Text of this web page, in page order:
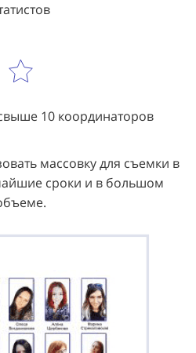
10 координаторов
массовку для съемки в
сроки и в большом